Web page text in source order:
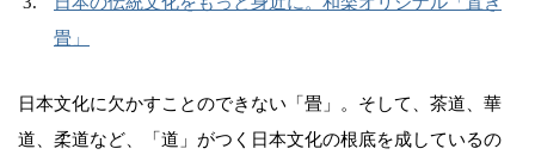
畳」
日本文化に欠かすことのできない「畳」。そして、茶道、華
道、柔道など、「道」がつく日本文化の根底を成しているの